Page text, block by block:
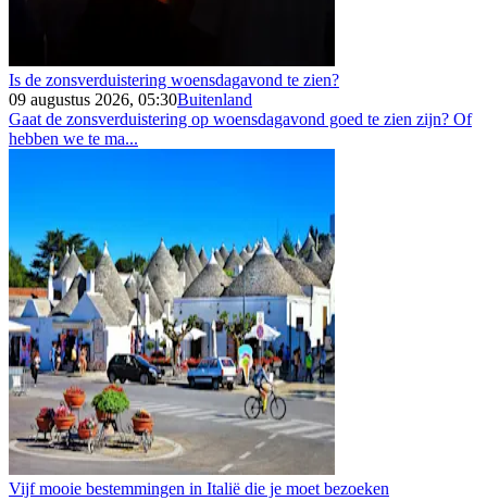
Is de zonsverduistering woensdagavond te zien?
09 augustus 2026, 05:30Buitenland
Gaat de zonsverduistering op woensdagavond goed te zien zijn? Of
hebben we te ma...
Vijf mooie bestemmingen in Italië die je moet bezoeken